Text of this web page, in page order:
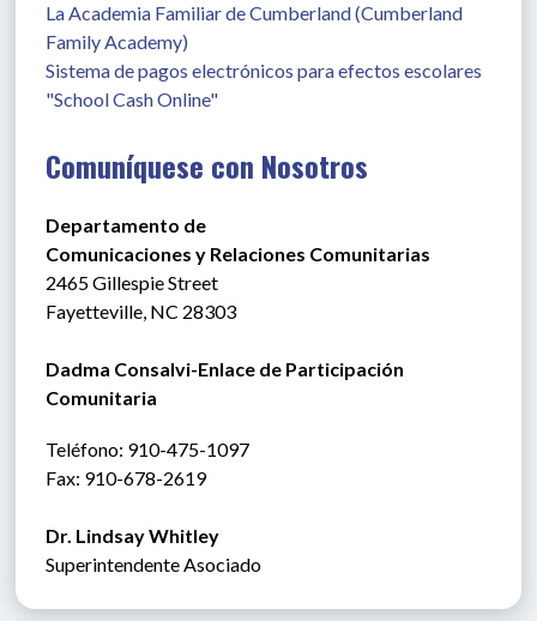
La Academia Familiar de Cumberland (Cumberland
Family Academy)
Sistema de pagos electrónicos para efectos escolares
"School Cash Online"
Comuníquese con Nosotros
Departamento de
Comunicaciones y Relaciones Comunitarias
2465 Gillespie Street
Fayetteville, NC 28303
Dadma Consalvi-Enlace de Participación
Comunitaria
Teléfono: 910-475-1097
Fax: 910-678-2619
Dr. Lindsay Whitley
Superintendente Asociado